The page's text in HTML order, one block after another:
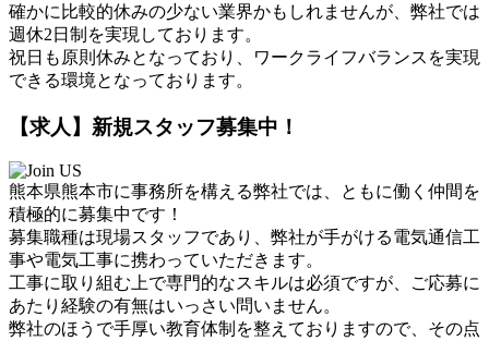
確かに比較的休みの少ない業界かもしれませんが、弊社では
週休2日制を実現しております。
祝日も原則休みとなっており、ワークライフバランスを実現
できる環境となっております。
【求人】新規スタッフ募集中！
熊本県熊本市に事務所を構える弊社では、ともに働く仲間を
積極的に募集中です！
募集職種は現場スタッフであり、弊社が手がける電気通信工
事や電気工事に携わっていただきます。
工事に取り組む上で専門的なスキルは必須ですが、ご応募に
あたり経験の有無はいっさい問いません。
弊社のほうで手厚い教育体制を整えておりますので、その点